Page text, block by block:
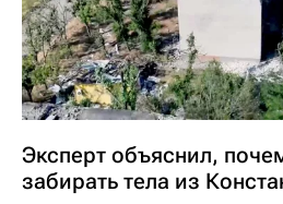
Эксперт объяснил,
забирать тела из